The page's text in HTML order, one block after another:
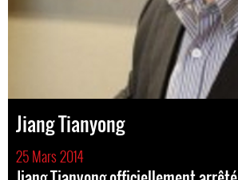
Jiang Tianyong
25 Mars 2014